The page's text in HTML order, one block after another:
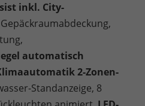
inkl. City-
automatisch
2-Zonen-
Standanzeige, 8